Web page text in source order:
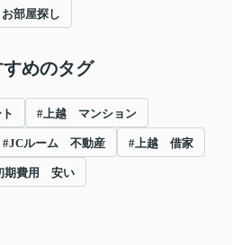
お部屋探し
すめのタグ
#上越 マンション
#JCルーム 不動産 #上越 借家
期費用 安い